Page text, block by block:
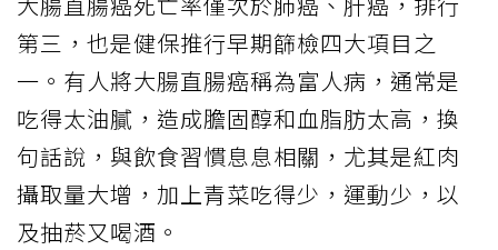
第三，也是健保推行早期篩檢四大項目之
一。有人將大腸直腸癌稱為富人病，通常是
吃得太油膩，造成膽固醇和血脂肪太高，換
句話說，與飲食習慣息息相關，尤其是紅肉
攝取量大增，加上青菜吃得少，運動少，以
及抽菸又喝酒。